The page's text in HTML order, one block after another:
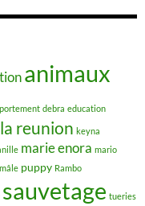
animaux
debra education
reunion keyna
marie enora mario
mâle puppy Rambo
sauvetage tueries